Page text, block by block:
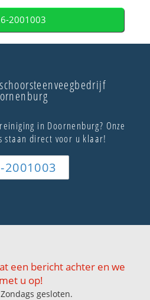
2001003
in Doornenburg? Onze
staan direct voor u klaar!
2001003
een bericht achter en we
u op!
gesloten.